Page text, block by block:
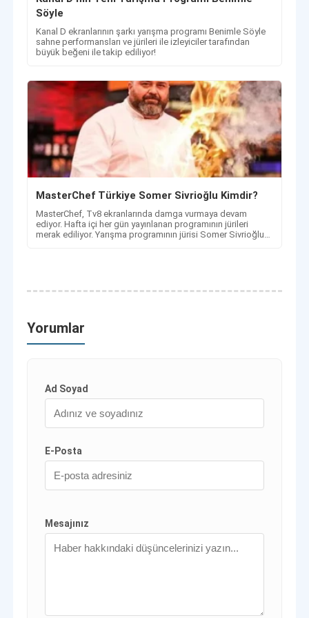
Söyle
Kanal D ekranlarının şarkı yarışma programı Benimle Söyle
sahne performansları ve jürileri ile izleyiciler tarafından
büyük beğeni ile takip ediliyor!
MasterChef Türkiye Somer Sivrioğlu Kimdir?
​​​​​​​MasterChef, Tv8 ekranlarında damga vurmaya devam
ediyor. Hafta içi her gün yayınlanan programının jürileri
merak ediliyor. Yarışma programının jürisi Somer Sivrioğlu
Yorumlar
Ad Soyad
E-Posta
Mesajınız